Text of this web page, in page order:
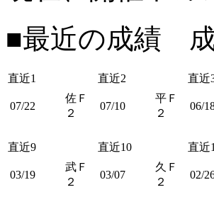
■最近の成績
直近1 直近2 直近
07/22
佐Ｆ
２
07/10
平Ｆ
２
06/
直近9 直近10 直近
03/19
武Ｆ
２
03/07
久Ｆ
２
02/